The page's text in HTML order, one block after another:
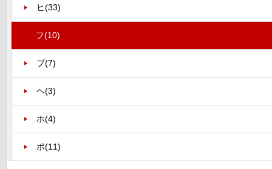
ヒ(33)
フ(10)
プ(7)
ヘ(3)
ホ(4)
ポ(11)